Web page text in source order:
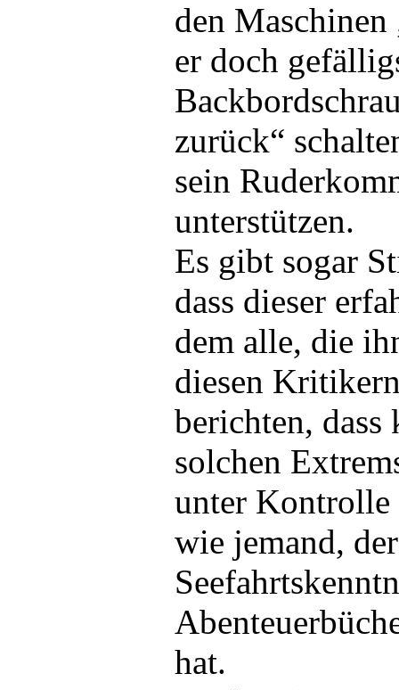
den Maschinen
er doch
zurück“
sein
unterstützen.
Es gibt sogar
dass dieser
dem alle, die
diesen
berichten,
solchen
unter Kontrolle
wie jemand,
hat.